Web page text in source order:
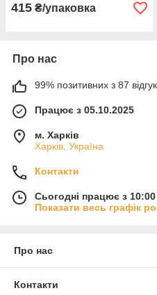
415 ₴/упаковка
Про нас
99% позитивних з 87
Працює з 05.10.2025
м. Харків
Харків, Україна
Контакти
Сьогодні працює з
Показати весь графік
Про нас
Контакти